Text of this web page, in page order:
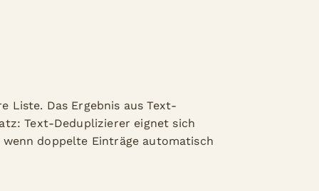
Liste. Das Ergebnis aus Text-
Text-Deduplizierer eignet sich
doppelte Einträge automatisch